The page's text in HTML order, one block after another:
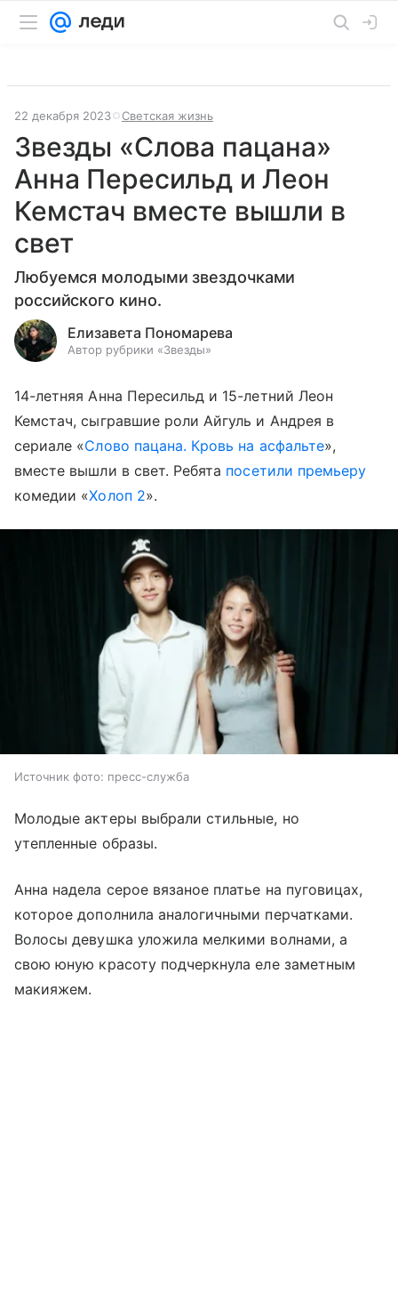
22 декабря 2023 Светская жизнь
Звезды «Слова пацана»
Анна Пересильд и Леон
Кемстач вместе вышли в
свет
Любуемся молодыми звездочками
российского кино.
Елизавета Пономарева
Автор рубрики «Звезды»
14-летняя Анна Пересильд и 15-летний Леон
Кемстач, сыгравшие роли Айгуль и Андрея в
сериале «Слово пацана. Кровь на асфальте»,
вместе вышли в свет. Ребята посетили премьеру
комедии «Холоп 2».
Источник фото: пресс-служба
Молодые актеры выбрали стильные, но
утепленные образы.
Анна надела серое вязаное платье на пуговицах,
которое дополнила аналогичными перчатками.
Волосы девушка уложила мелкими волнами, а
свою юную красоту подчеркнула еле заметным
макияжем.